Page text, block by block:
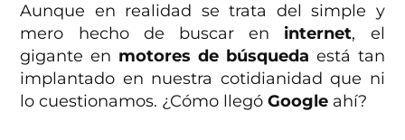
Aunque en realidad se trata del simple y
mero hecho de buscar en internet, el
gigante en motores de búsqueda está tan
implantado en nuestra cotidianidad que ni
lo cuestionamos. ¿Cómo llegóGoogle ahí?